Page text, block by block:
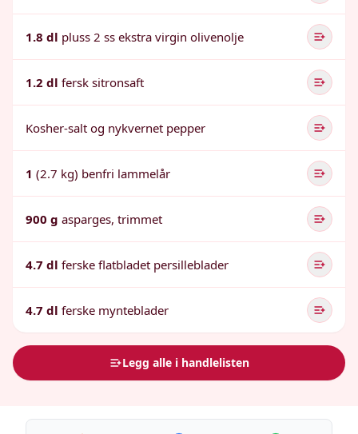
1.8 dl pluss 2 ss ekstra virgin olivenolje
1.2 dl fersk sitronsaft
Kosher-salt og nykvernet pepper
1 (2.7 kg) benfri lammelår
900 g asparges, trimmet
4.7 dl ferske flatbladet persilleblader
4.7 dl ferske mynteblader
Legg alle i handlelisten